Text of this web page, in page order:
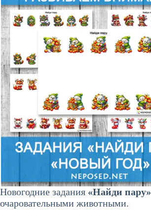
Новогодние задания «Найди пару»
очаровательными животными.